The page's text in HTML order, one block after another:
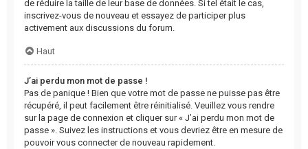
de réduire la taille de leur base de données. Si tel était le cas,
inscrivez-vous de nouveau et essayez de participer plus
activement aux discussions du forum.
Haut
J’ai perdu mon mot de passe !
Pas de panique ! Bien que votre mot de passe ne puisse pas être
récupéré, il peut facilement être réinitialisé. Veuillez vous rendre
sur la page de connexion et cliquer sur « J’ai perdu mon mot de
passe ». Suivez les instructions et vous devriez être en mesure de
pouvoir vous connecter de nouveau rapidement.